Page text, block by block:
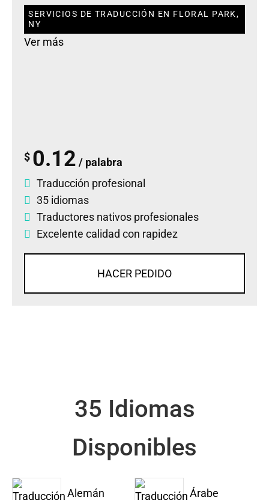
SERVICIOS DE TRADUCCIÓN EN FLORAL PARK,
NY
Ver más
$ 0.12 / palabra
Traducción profesional
35 idiomas
Traductores nativos profesionales
Excelente calidad con rapidez
HACER PEDIDO
35 Idiomas
Disponibles
Alemán Árabe